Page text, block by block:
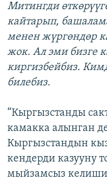
Митингди
кайтарып,
менен жүргөндөр
жок. Ал эми бизге
киргизбейбиз.
билебиз.
“Кыргызстанды
камакка алынган
Кыргызстандын
кендерди казууну
мыйзамсыз